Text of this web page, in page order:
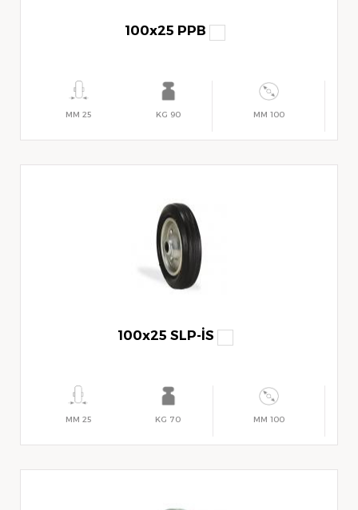
100x25 PPB
100 MM
90 KG
25 MM
100x25 SLP-İS
100 MM
70 KG
25 MM